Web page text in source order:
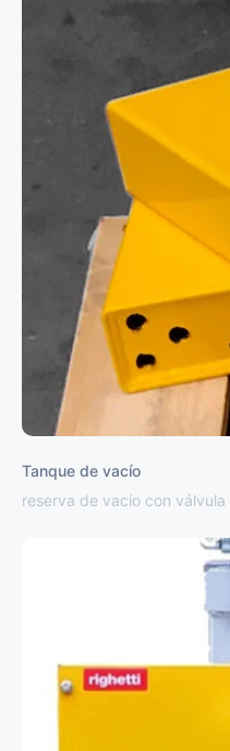
Tanque de vacío
reserva de vacío con